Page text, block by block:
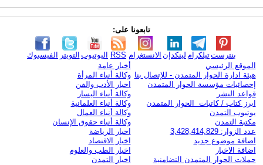
تابعونا على:
الفيسبوك التويتر اليوتيوب RSS الانستغرام لينكدإن تيلكرامبنترست
الموقع الرئيسي
هيئة ادارة الحوار المتمدن - للإتصال بنا
إحصائيات مؤسسة الحوار المتمدن
قواعد النشر
ابرز كتاب / كاتبات الحوار المتمدن
يوتيوب التمدن
مكتبة التمدن
عدد الزوار: 3,428,414,829
اضافة موضوع جديد
اضافة الاخبار
حملات الحوار المتمدن التضامنية
أخبار عامة
وكالة أنباء المرأة
اخبار الأدب والفن
وكالة أنباء اليسار
وكالة أنباء العلمانية
وكالة أنباء العمال
وكالة أنباء حقوق الإنسان
اخبار الرياضة
اخبار الاقتصاد
اخبار الطب والعلوم
اخبار التمدن